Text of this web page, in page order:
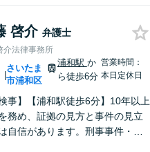
啓介 弁護士
介法律事務所
|
さいたま
市浦和区
浦和駅 か
ら徒歩6分
営業時間：
本日定休日
検事】【浦和駅徒歩6分】10年以上
務め、証拠の見方と事件の見立
自信があります。刑事事件・離